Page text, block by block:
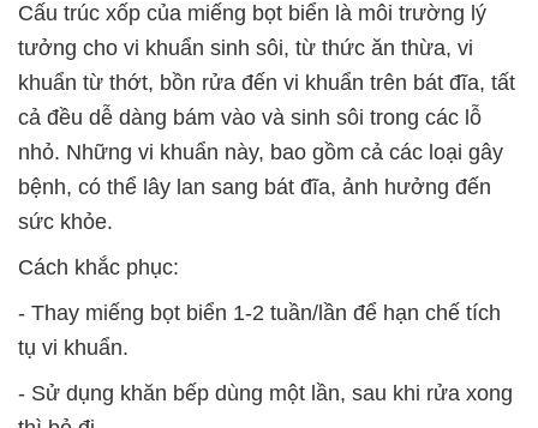
Cấu trúc xốp của miếng bọt biển là môi trường lý
tưởng cho vi khuẩn sinh sôi, từ thức ăn thừa, vi
khuẩn từ thớt, bồn rửa đến vi khuẩn trên bát đĩa, tất
cả đều dễ dàng bám vào và sinh sôi trong các lỗ
nhỏ. Những vi khuẩn này, bao gồm cả các loại gây
bệnh, có thể lây lan sang bát đĩa, ảnh hưởng đến
sức khỏe.
Cách khắc phục:
- Thay miếng bọt biển 1-2 tuần/lần để hạn chế tích
tụ vi khuẩn.
- Sử dụng khăn bếp dùng một lần, sau khi rửa xong